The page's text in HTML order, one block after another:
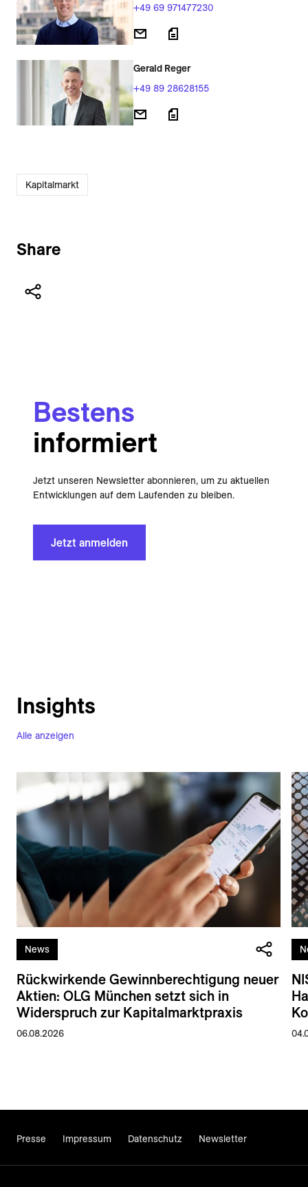
+49 69 971477230
Gerald Reger
+49 89 28628155
Kapitalmarkt
Share
Bestens
informiert
Jetzt unseren Newsletter abonnieren, um zu aktuellen
Entwicklungen auf dem Laufenden zu bleiben.
Jetzt anmelden
Alle anzeigen
Insights
News
Rückwirkende Gewinnberechtigung neuer
Aktien: OLG München setzt sich in
Widerspruch zur Kapitalmarktpraxis
06.08.2026
Presse Impressum Datenschutz Newsletter